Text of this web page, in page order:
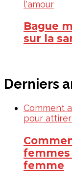
l'amour
Bague
sur la
Derniers
Comment
pour
femme